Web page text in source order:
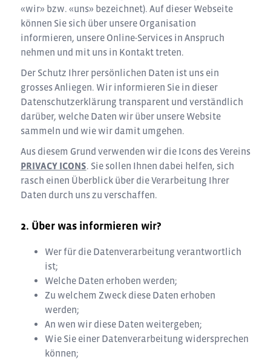
«wir» bzw. «uns» bezeichnet). Auf dieser Webseite
können Sie sich über unsere Organisation
informieren, unsere Online-Services in Anspruch
nehmen und mit uns in Kontakt treten.
Der Schutz Ihrer persönlichen Daten ist uns ein
grosses Anliegen. Wir informieren Sie in dieser
Datenschutzerklärung transparent und verständlich
darüber, welche Daten wir über unsere Website
sammeln und wie wir damit umgehen.
Aus diesem Grund verwenden wir die Icons des Vereins
PRIVACY ICONS. Sie sollen Ihnen dabei helfen, sich
rasch einen Überblick über die Verarbeitung Ihrer
Daten durch uns zu verschaffen.
Über was informieren wir?
Wer für die Datenverarbeitung verantwortlich
ist;
Welche Daten erhoben werden;
Zu welchem Zweck diese Daten erhoben
werden;
An wen wir diese Daten weitergeben;
Wie Sie einer Datenverarbeitung widersprechen
können;